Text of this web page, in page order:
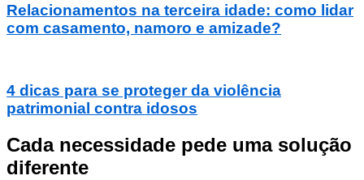
Relacionamentos na terceira idade: como lidar
com casamento, namoro e amizade?
4 dicas para se proteger da violência
patrimonial contra idosos
Cada necessidade pede uma solução
diferente